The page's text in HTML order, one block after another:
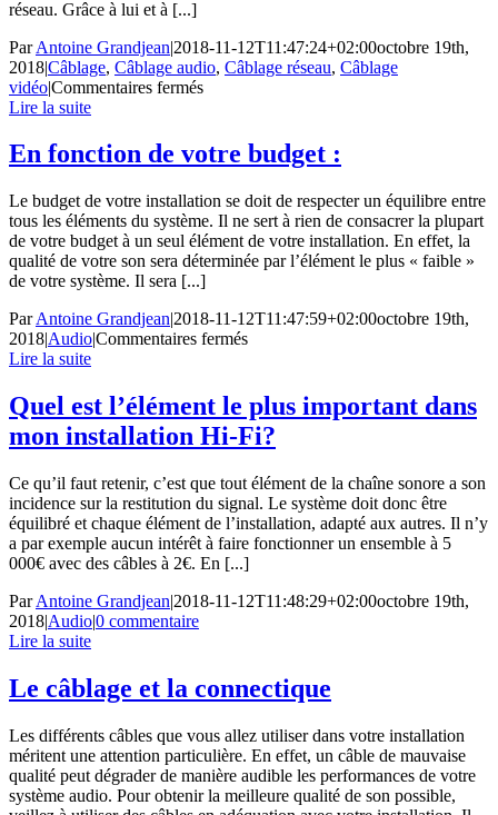
réseau. Grâce à lui et à [...]
ParAntoine Grandjean|2018-11-12T11:47:24+02:00octobre 19th,
2018|Câblage, Câblage audio, Câblage réseau, Câblage
vidéo|Commentaires ferméssur
Lire la suite
En fonction de votre budget :
Le budget de votre installation se doit de respecter un équilibre entre
tous les éléments du système. Il ne sert à rien de consacrer la plupart
de votre budget à un seul élément de votre installation. En effet, la
qualité de votre son sera déterminée par l’élément le plus « faible »
de votre système. Il sera [...]
ParAntoine Grandjean|2018-11-12T11:47:59+02:00octobre 19th,
2018|Audio|Commentaires ferméssur
votre
budget
Lire la suite
Quel est l’élément le plus important dans
mon installation Hi-Fi?
Ce qu’il faut retenir, c’est que tout élément de la chaîne sonore a son
incidence sur la restitution du signal. Le système doit donc être
équilibré et chaque élément de l’installation, adapté aux autres. Il n’y
a par exemple aucun intérêt à faire fonctionner un ensemble à 5
000€ avec des câbles à 2€. En [...]
ParAntoine Grandjean|2018-11-12T11:48:29+02:00octobre 19th,
2018|Audio|0 commentaire
Lire la suite
Le câblage et la connectique
Les différents câbles que vous allez utiliser dans votre installation
méritent une attention particulière. En effet, un câble de mauvaise
qualité peut dégrader de manière audible les performances de votre
système audio. Pour obtenir la meilleure qualité de son possible,